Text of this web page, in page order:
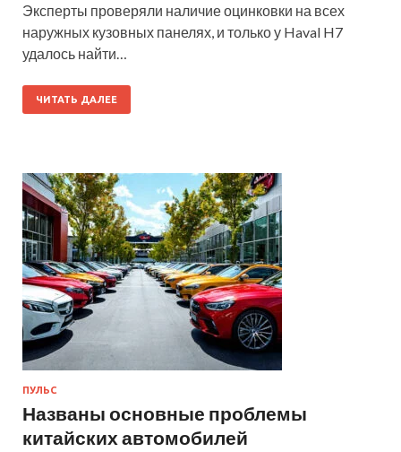
Эксперты проверяли наличие оцинковки на всех
наружных кузовных панелях, и только у Haval H7
удалось найти…
ЧИТАТЬ ДАЛЕЕ
ПУЛЬС
Названы основные проблемы
китайских автомобилей